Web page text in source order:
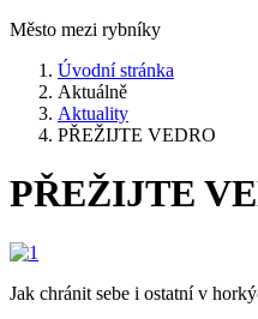
Město mezi rybníky
Úvodní stránka
Aktuálně
Aktuality
PŘEŽIJTE VEDRO
PŘEŽIJTE
Jak chránit sebe i ostatní v